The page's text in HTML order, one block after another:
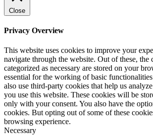
Close
Privacy Overview
This website uses cookies to improve your
navigate through the website. Out of these, the
categorized as necessary are stored on your
essential for the working of basic
also use third-party cookies that help us
you use this website. These cookies will be
only with your consent. You also have the
cookies. But opting out of some of these
browsing experience.
Necessary